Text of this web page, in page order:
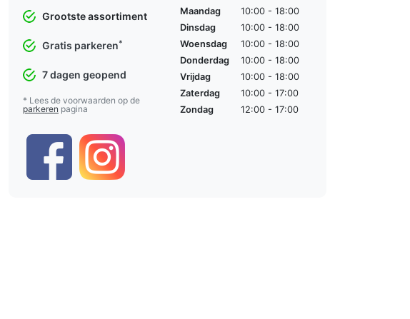
Grootste assortiment
Gratis parkeren*
7 dagen geopend
* Lees de voorwaarden op de
parkeren pagina
Maandag
10:00 - 18:00
Dinsdag
10:00 - 18:00
Woensdag
10:00 - 18:00
Donderdag
10:00 - 18:00
Vrijdag
10:00 - 18:00
Zaterdag
10:00 - 17:00
Zondag
12:00 - 17:00